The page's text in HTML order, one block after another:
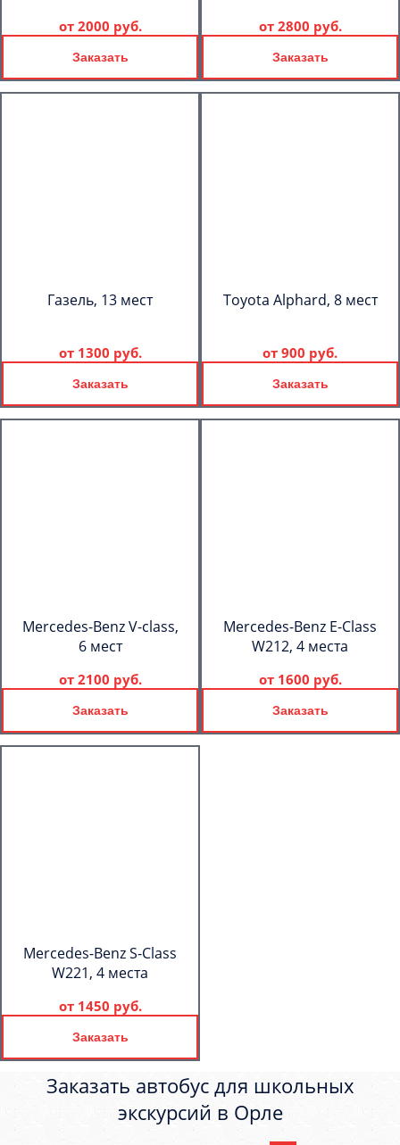
от 2000 руб.
Заказать
от 2800 руб.
Заказать
Газель, 13 мест
от 1300 руб.
Заказать
Toyota Alphard, 8 мест
от 900 руб.
Заказать
Mercedes-Benz V-class,
6 мест
от 2100 руб.
Заказать
Mercedes-Benz E-Class
W212, 4 места
от 1600 руб.
Заказать
Mercedes-Benz S-Class
W221, 4 места
от 1450 руб.
Заказать
Заказать автобус для школьных
экскурсий в Орле